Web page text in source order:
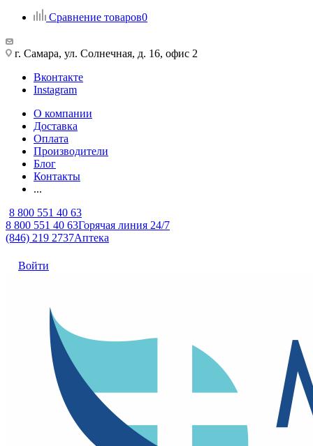
Сравнение товаров0
г. Самара, ул. Солнечная, д. 16, офис 2
Вконтакте
Instagram
О компании
Доставка
Оплата
Производители
Блог
Контакты
...
8 800 551 40 63
8 800 551 40 63Горячая линия 24/7
(846) 219 2737Аптека
Войти